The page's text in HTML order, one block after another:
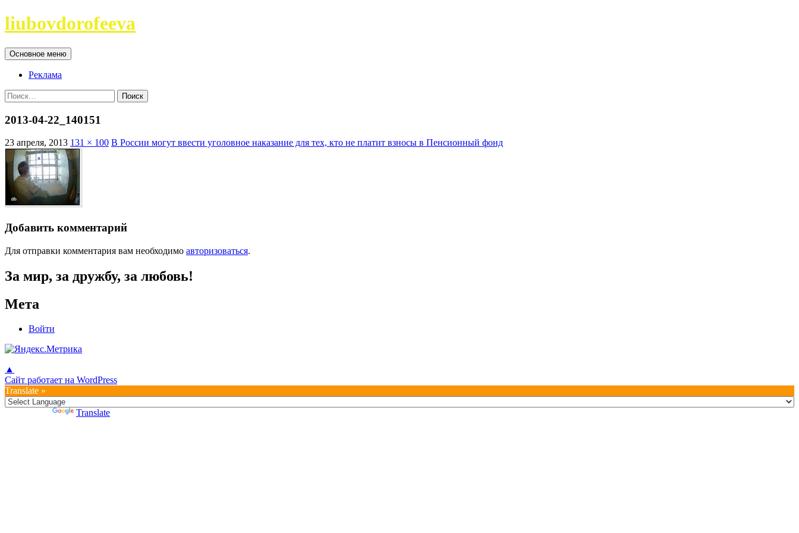
Перейти
к
liubovdorofeeva
Поиск
Основное меню
Реклама
Найти:
2013-04-22_140151
23 апреля, 2013 131 × 100 В России могут ввести уголовное наказание для тех, кто не платит взносы в Пенсионный фонд
Добавить комментарий
Для отправки комментария вам необходимо авторизоваться.
За мир, за дружбу, за любовь!
Мета
Войти
▲
Сайт работает на WordPress
Translate »
Translate